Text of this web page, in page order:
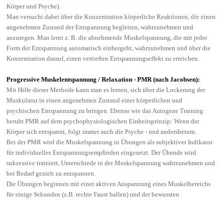
Körper und Psyche).
Man versucht dabei über die Konzentration körperliche Reaktionen, die einen
angenehmen Zustand der Entspannung begleiten, wahrzunehmen und
anzuregen. Man lernt z. B. die abnehmende Muskelspannung, die mit jeder
Form der Entspannung automatisch einhergeht, wahrzunehmen und über die
Konzentration darauf, einen vertieften Entspannungseffekt zu erreichen.
Progressive Muskelentspannung / Relaxation - PMR (nach Jacobsen):
Mit Hilfe dieser Methode kann man es lernen, sich über die Lockerung der
Muskulatur in einen angenehmen Zustand einer körperlichen und
psychischen Entspannung zu bringen. Ebenso wie das Autogene Training
beruht PMR auf dem psychophysiologischen Einheitsprinzip: Wenn der
Körper sich entspannt, folgt immer auch die Psyche - und andersherum.
Bei der PMR wird die Muskelspannung in Übungen als subjektiver Indikator
für individuelles Entspannungsempfinden eingesetzt. Der Übende wird
sukzessive trainiert, Unterschiede in der Muskelspannung wahrzunehmen und
bei Bedarf gezielt zu entspannen.
Die Übungen beginnen mit einer aktiven Anspannung eines Muskelbereichs
für einige Sekunden (z.B. rechte Faust ballen) und der bewussten